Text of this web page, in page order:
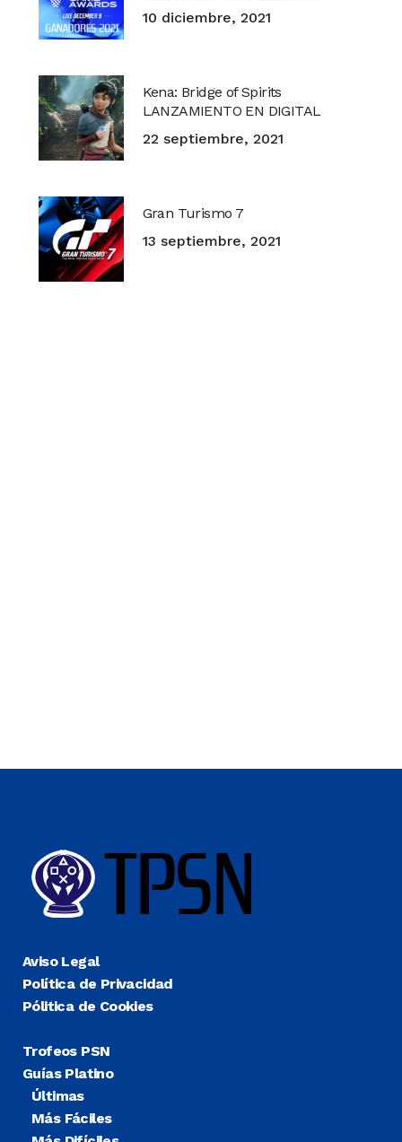
10 diciembre, 2021
Kena: Bridge of Spirits
LANZAMIENTO EN DIGITAL
22 septiembre, 2021
Gran Turismo 7
13 septiembre, 2021
Aviso Legal
Política de Privacidad
Pólitica de Cookies
Trofeos PSN
Guías Platino
Últimas
Más Fáciles